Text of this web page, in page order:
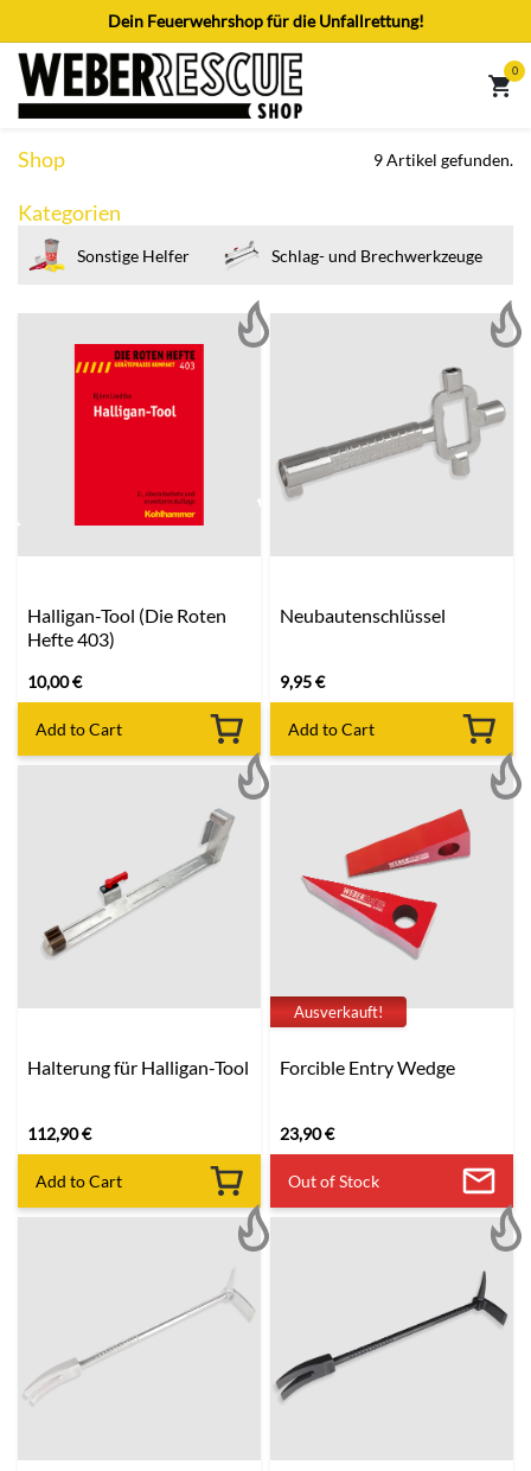
Zum Inhalt springenDein Feuerwehrshop für die Unfallrettung!
0
Shop 9 Artikel gefunden.
Kategorien
Sonstige Helfer Schlag- und Brechwerkzeuge
Halligan-Tool (Die Roten
Hefte 403)
10,00€
Add to Cart
Neubautenschlüssel
9,95€
Add to Cart
Halterung für Halligan-Tool
112,90€
Add to Cart
Ausverkauft!
Forcible Entry Wedge
23,90€
Out of Stock